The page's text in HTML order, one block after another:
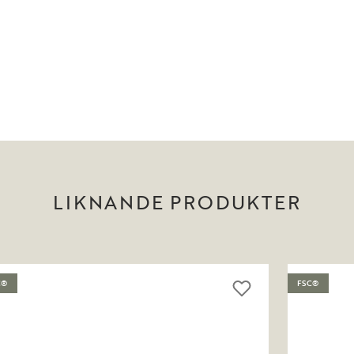
LIKNANDE PRODUKTER
FSC®